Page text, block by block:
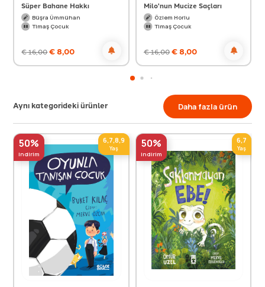
Süper Bahane Hakkı
Büşra Ümmühan
Timaş Çocuk
€16,00€8,00
Milo'nun Mucize Saçları
Özlem Horlu
Timaş Çocuk
€16,00€8,00
Aynı kategorideki ürünler Daha fazla ürün
50%
indirim
6,7,8,9
Yaş 50%
indirim
6,7
Yaş